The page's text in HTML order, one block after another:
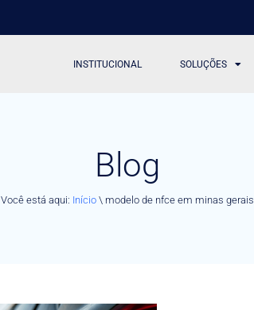
INSTITUCIONAL SOLUÇÕES
Blog
Você está aqui: Início \ modelo de nfce em minas gerais